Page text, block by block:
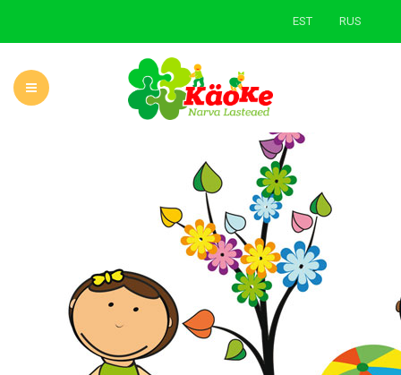
EST RUS
О САДЕ НОВОСТИ
УЧЕБНАЯ ДЕЯТЕЛЬНОСТЬ РОДИТЕЛЯМ
ЗЕЛЕНАЯ ШКОЛА КОНТАКТЫ